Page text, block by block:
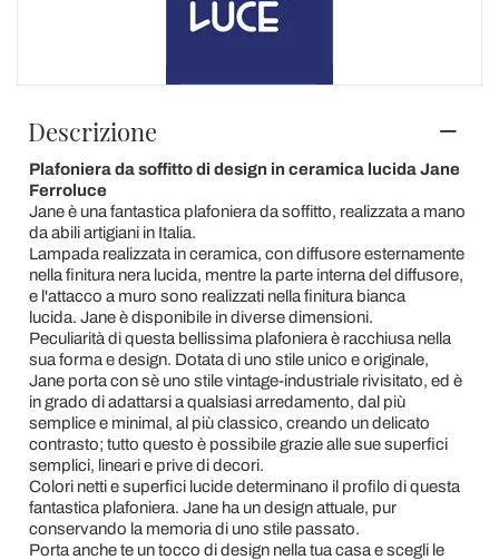
Descrizione
Plafoniera da soffitto di design in ceramica lucida Jane
Ferroluce
Jane è una fantastica plafoniera da soffitto, realizzata a mano
da abili artigiani in Italia.
Lampada realizzata in ceramica, con diffusore esternamente
nella finitura nera lucida, mentre la parte interna del diffusore,
e l'attacco a muro sono realizzati nella finitura bianca
lucida. Jane è disponibile in diverse dimensioni.
Peculiarità di questa bellissima plafoniera è racchiusa nella
sua forma e design. Dotata di uno stile unico e originale,
Jane porta con sè uno stile vintage-industriale rivisitato, ed è
in grado di adattarsi a qualsiasi arredamento, dal più
semplice e minimal, al più classico, creando un delicato
contrasto; tutto questo è possibile grazie alle sue superfici
semplici, lineari e prive di decori.
Colori netti e superfici lucide determinano il profilo di questa
fantastica plafoniera. Jane ha un design attuale, pur
conservando la memoria di uno stile passato.
Porta anche te un tocco di design nella tua casa e scegli le